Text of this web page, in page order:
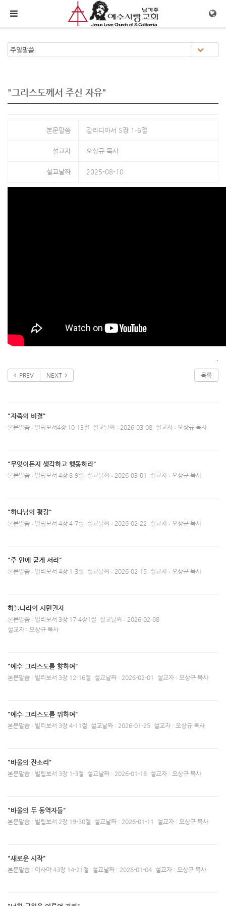
메뉴 건너뛰기
"그리스도께서 주신 자유"
본문말씀 갈라디아서 5장 1-6절
설교자 오상규 목사
설교날짜 2025-08-10
.
PREV NEXT 목록
"자족의 비결"
본문말씀 : 빌립보서4장 10-13절 설교날짜 : 2026-03-08 설교자 : 오상규 목사
"무엇이든지 생각하고 행동하라"
본문말씀 : 빌립보서 4장 8-9절 설교날짜 : 2026-03-01 설교자 : 오상규 목사
"하나님의 평강"
본문말씀 : 빌립보서 4장 4-7절 설교날짜 : 2026-02-22 설교자 : 오상규 목사
"주 안에 굳게 서라"
본문말씀 : 빌리보서 4장 1-3절 설교날짜 : 2026-02-15 설교자 : 오상규 목사
하늘나라의 시민권자
본문말씀 : 빌리보서 3장 17-4장1절
설교날짜 : 2026-02-08
설교자 : 오상규 목사
"예수 그리스도를 향하여"
본문말씀 : 빌리보서 3장 12-16절 설교날짜 : 2026-02-01 설교자 : 오상규 목사
"예수 그리스도를 위하여"
본문말씀 : 빌리보서 3장 4-11절 설교날짜 : 2026-01-25 설교자 : 오상규 목사
"바울의 잔소리"
본문말씀 : 빌립보서 3장 1-3절 설교날짜 : 2026-01-18 설교자 : 오상규 목사
"바울의 두 동역자들"
본문말씀 : 빌립보서 2장 19-30절 설교날짜 : 2026-01-11 설교자 : 오상규 목사
"새로운 시작"
본문말씀 : 이사야 43장 14-21절 설교날짜 : 2026-01-04 설교자 : 오상규 목사